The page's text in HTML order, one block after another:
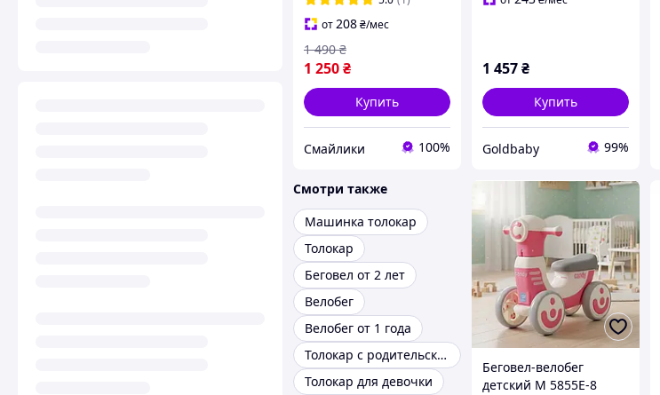
колеса
от208₴/мес
1 250₴
1 490 ₴
Купить
Смайлики 100%
1 457₴
Купить
Goldbaby 99%
Смотри также
Машинка толокар
Толокар
Беговел от 2 лет
Велобег
Велобег от 1 года
Толокар с родительской
Толокар для девочки
Беговел-велобег
детский M 5855E-8